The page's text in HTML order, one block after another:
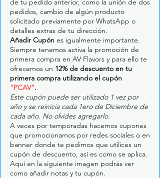
de tu pedido anterior, como la unión de dos
pedidos, cambio de algún producto
solicitado previamente por WhatsApp o
detalles extras de tu dirección.
Añadir Cupón es igualmente importante.
Siempre tenemos activa la promoción de
primera compra en AV Flavors y para ello te
ofrecemos un 12% de descuento en tu
primera compra utilizando el cupón
“PCAV”.
Este cupón puede ser utilizado 1 vez por
año y se reinicia cada 1ero de Diciembre de
cada año. No olvides agregarlo.
A veces por temporadas hacemos cupones
que promocionamos por redes sociales o en
banner donde te pedimos que utilices un
cupón de descuento, así es como se aplica.
Aquí en la siguiente imagen podrás ver
como añadir notas y tu cupón.